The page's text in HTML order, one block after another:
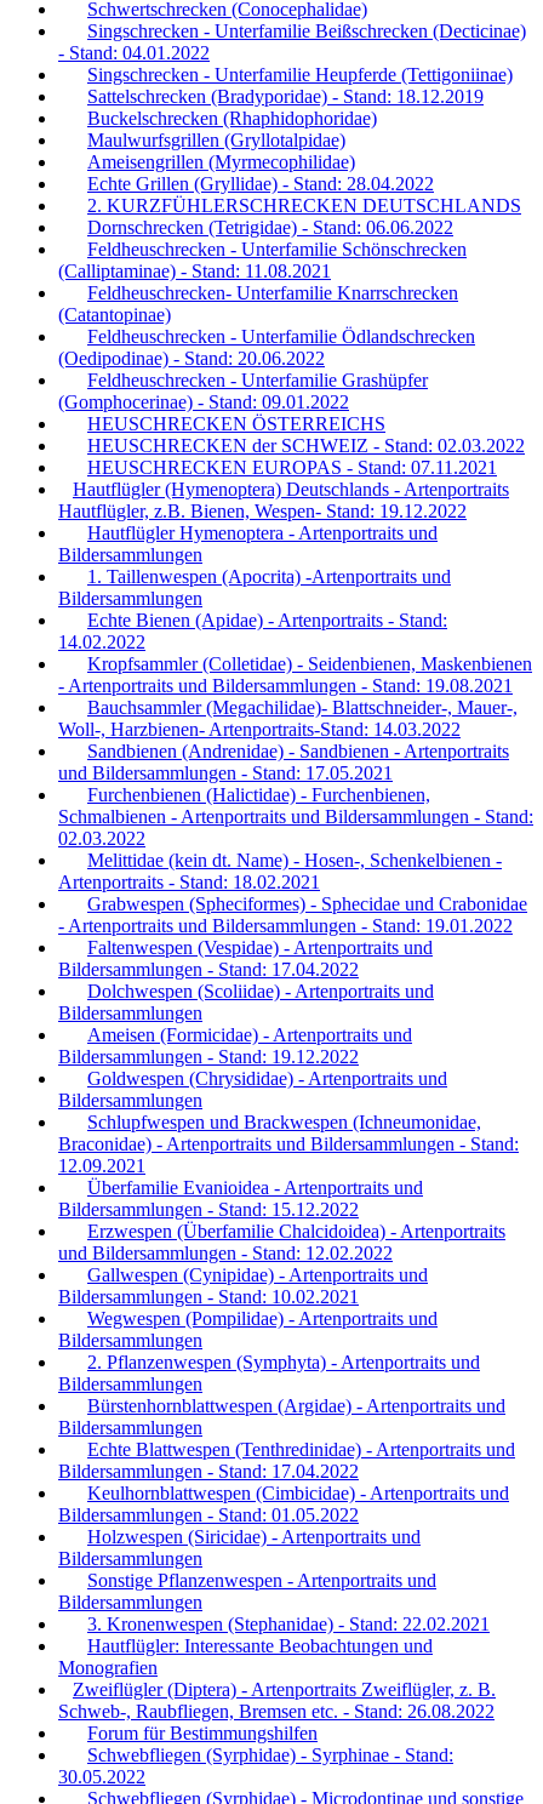
Schwertschrecken (Conocephalidae)
Singschrecken - Unterfamilie Beißschrecken (Decticinae)
- Stand: 04.01.2022
Singschrecken - Unterfamilie Heupferde (Tettigoniinae)
Sattelschrecken (Bradyporidae) - Stand: 18.12.2019
Buckelschrecken (Rhaphidophoridae)
Maulwurfsgrillen (Gryllotalpidae)
Ameisengrillen (Myrmecophilidae)
Echte Grillen (Gryllidae) - Stand: 28.04.2022
2. KURZFÜHLERSCHRECKEN DEUTSCHLANDS
Dornschrecken (Tetrigidae) - Stand: 06.06.2022
Feldheuschrecken - Unterfamilie Schönschrecken
(Calliptaminae) - Stand: 11.08.2021
Feldheuschrecken- Unterfamilie Knarrschrecken
(Catantopinae)
Feldheuschrecken - Unterfamilie Ödlandschrecken
(Oedipodinae) - Stand: 20.06.2022
Feldheuschrecken - Unterfamilie Grashüpfer
(Gomphocerinae) - Stand: 09.01.2022
HEUSCHRECKEN ÖSTERREICHS
HEUSCHRECKEN der SCHWEIZ - Stand: 02.03.2022
HEUSCHRECKEN EUROPAS - Stand: 07.11.2021
Hautflügler (Hymenoptera) Deutschlands - Artenportraits
Hautflügler, z.B. Bienen, Wespen- Stand: 19.12.2022
Hautflügler Hymenoptera - Artenportraits und
Bildersammlungen
1. Taillenwespen (Apocrita) -Artenportraits und
Bildersammlungen
Echte Bienen (Apidae) - Artenportraits - Stand:
14.02.2022
Kropfsammler (Colletidae) - Seidenbienen, Maskenbienen
- Artenportraits und Bildersammlungen - Stand: 19.08.2021
Bauchsammler (Megachilidae)- Blattschneider-, Mauer-,
Woll-, Harzbienen- Artenportraits-Stand: 14.03.2022
Sandbienen (Andrenidae) - Sandbienen - Artenportraits
und Bildersammlungen - Stand: 17.05.2021
Furchenbienen (Halictidae) - Furchenbienen,
Schmalbienen - Artenportraits und Bildersammlungen - Stand:
02.03.2022
Melittidae (kein dt. Name) - Hosen-, Schenkelbienen -
Artenportraits - Stand: 18.02.2021
Grabwespen (Spheciformes) - Sphecidae und Crabonidae
- Artenportraits und Bildersammlungen - Stand: 19.01.2022
Faltenwespen (Vespidae) - Artenportraits und
Bildersammlungen - Stand: 17.04.2022
Dolchwespen (Scoliidae) - Artenportraits und
Bildersammlungen
Ameisen (Formicidae) - Artenportraits und
Bildersammlungen - Stand: 19.12.2022
Goldwespen (Chrysididae) - Artenportraits und
Bildersammlungen
Schlupfwespen und Brackwespen (Ichneumonidae,
Braconidae) - Artenportraits und Bildersammlungen - Stand:
12.09.2021
Überfamilie Evanioidea - Artenportraits und
Bildersammlungen - Stand: 15.12.2022
Erzwespen (Überfamilie Chalcidoidea) - Artenportraits
und Bildersammlungen - Stand: 12.02.2022
Gallwespen (Cynipidae) - Artenportraits und
Bildersammlungen - Stand: 10.02.2021
Wegwespen (Pompilidae) - Artenportraits und
Bildersammlungen
2. Pflanzenwespen (Symphyta) - Artenportraits und
Bildersammlungen
Bürstenhornblattwespen (Argidae) - Artenportraits und
Bildersammlungen
Echte Blattwespen (Tenthredinidae) - Artenportraits und
Bildersammlungen - Stand: 17.04.2022
Keulhornblattwespen (Cimbicidae) - Artenportraits und
Bildersammlungen - Stand: 01.05.2022
Holzwespen (Siricidae) - Artenportraits und
Bildersammlungen
Sonstige Pflanzenwespen - Artenportraits und
Bildersammlungen
3. Kronenwespen (Stephanidae) - Stand: 22.02.2021
Hautflügler: Interessante Beobachtungen und
Monografien
Zweiflügler (Diptera) - Artenportraits Zweiflügler, z. B.
Schweb-, Raubfliegen, Bremsen etc. - Stand: 26.08.2022
Forum für Bestimmungshilfen
Schwebfliegen (Syrphidae) - Syrphinae - Stand:
30.05.2022
Schwebfliegen (Syrphidae) - Microdontinae und sonstige